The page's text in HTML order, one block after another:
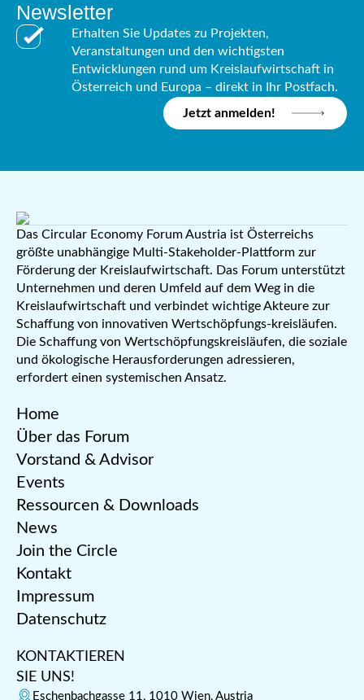
Newsletter
Erhalten Sie Updates zu Projekten,
Veranstaltungen und den wichtigsten
Entwicklungen rund um Kreislaufwirtschaft in
Österreich und Europa – direkt in Ihr Postfach.
Jetzt anmelden!
Das Circular Economy Forum Austria ist Österreichs
größte unabhängige Multi-Stakeholder-Plattform zur
Förderung der Kreislaufwirtschaft. Das Forum unterstützt
Unternehmen und deren Umfeld auf dem Weg in die
Kreislaufwirtschaft und verbindet wichtige Akteure zur
Schaffung von innovativen Wertschöpfungs-kreisläufen.
Die Schaffung von Wertschöpfungskreisläufen, die soziale
und ökologische Herausforderungen adressieren,
erfordert einen systemischen Ansatz.
Home
Über das Forum
Vorstand & Advisor
Events
Ressourcen & Downloads
News
Join the Circle
Kontakt
Impressum
Datenschutz
KONTAKTIEREN
SIE UNS!
Eschenbachgasse 11, 1010 Wien, Austria